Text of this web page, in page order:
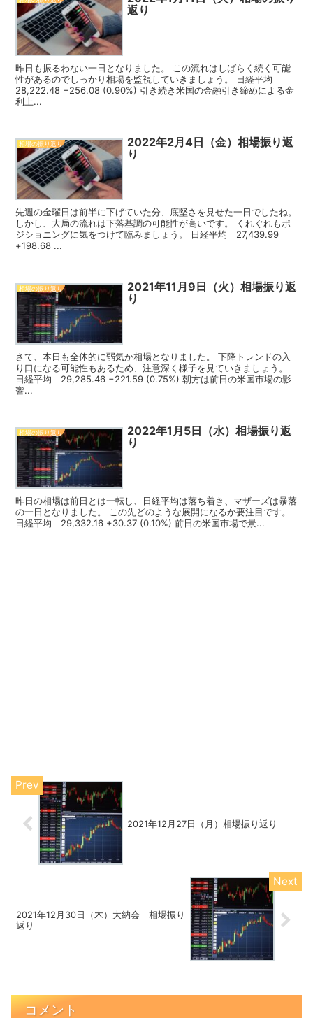
返り
昨日も振るわない一日となりました。 この流れはしばらく続く可能
性があるのでしっかり相場を監視していきましょう。 日経平均
28,222.48 −256.08 (0.90%) 引き続き米国の金融引き締めによる金
利上...
相場の振り返り
2022年2月4日（金）相場振り返
り
先週の金曜日は前半に下げていた分、底堅さを見せた一日でしたね。
しかし、大局の流れは下落基調の可能性が高いです。 くれぐれもポ
ジショニングに気をつけて臨みましょう。 日経平均 27,439.99
+198.68 ...
相場の振り返り
2021年11月9日（火）相場振り返
り
さて、本日も全体的に弱気か相場となりました。 下降トレンドの入
り口になる可能性もあるため、注意深く様子を見ていきましょう。
日経平均 29,285.46 −221.59 (0.75%) 朝方は前日の米国市場の影
響...
相場の振り返り
2022年1月5日（水）相場振り返
り
昨日の相場は前日とは一転し、日経平均は落ち着き、マザーズは暴落
の一日となりました。 この先どのような展開になるか要注目です。
日経平均 29,332.16 +30.37 (0.10%) 前日の米国市場で景...
2021年12月27日（月）相場振り返り
2021年12月30日（木）大納会 相場振り
返り
コメント